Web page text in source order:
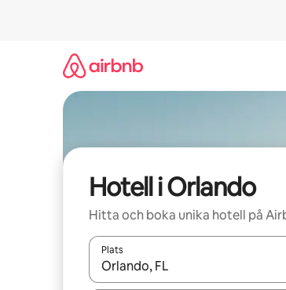
Hotell i Orlando
Hitta och boka unika hotell på
Plats
När resultaten är tillgängliga kan